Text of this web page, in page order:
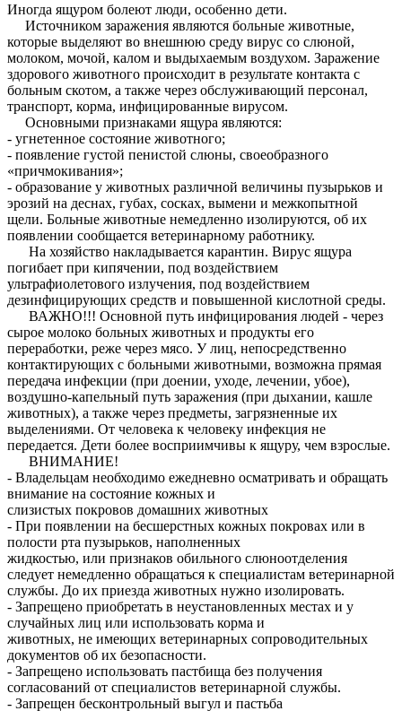
Иногда ящуром болеют люди, особенно дети.
Источником заражения являются больные животные,
которые выделяют во внешнюю среду вирус со слюной,
молоком, мочой, калом и выдыхаемым воздухом. Заражение
здорового животного происходит в результате контакта с
больным скотом, а также через обслуживающий персонал,
транспорт, корма, инфицированные вирусом.
Основными признаками ящура являются:
- угнетенное состояние животного;
- появление густой пенистой слюны, своеобразного
«причмокивания»;
- образование у животных различной величины пузырьков и
эрозий на деснах, губах, сосках, вымени и межкопытной
щели. Больные животные немедленно изолируются, об их
появлении сообщается ветеринарному работнику.
На хозяйство накладывается карантин. Вирус ящура
погибает при кипячении, под воздействием
ультрафиолетового излучения, под воздействием
дезинфицирующих средств и повышенной кислотной среды.
ВАЖНО!!! Основной путь инфицирования людей - через
сырое молоко больных животных и продукты его
переработки, реже через мясо. У лиц, непосредственно
контактирующих с больными животными, возможна прямая
передача инфекции (при доении, уходе, лечении, убое),
воздушно-капельный путь заражения (при дыхании, кашле
животных), а также через предметы, загрязненные их
выделениями. От человека к человеку инфекция не
передается. Дети более восприимчивы к ящуру, чем взрослые.
ВНИМАНИЕ!
- Владельцам необходимо ежедневно осматривать и обращать
внимание на состояние кожных и
слизистых покровов домашних животных
- При появлении на бесшерстных кожных покровах или в
полости рта пузырьков, наполненных
жидкостью, или признаков обильного слюноотделения
следует немедленно обращаться к специалистам ветеринарной
службы. До их приезда животных нужно изолировать.
- Запрещено приобретать в неустановленных местах и у
случайных лиц или использовать корма и
животных, не имеющих ветеринарных сопроводительных
документов об их безопасности.
- Запрещено использовать пастбища без получения
согласований от специалистов ветеринарной службы.
- Запрещен бесконтрольный выгул и пастьба